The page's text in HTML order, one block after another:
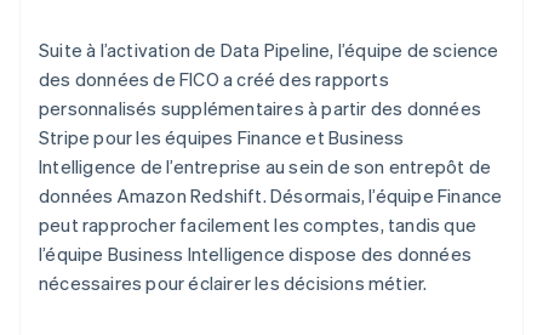
Suite à l’activation de Data Pipeline, l’équipe de science
des données de FICO a créé des rapports
personnalisés supplémentaires à partir des données
Stripe pour les équipes Finance et Business
Intelligence de l’entreprise au sein de son entrepôt de
données Amazon Redshift. Désormais, l’équipe Finance
peut rapprocher facilement les comptes, tandis que
l’équipe Business Intelligence dispose des données
nécessaires pour éclairer les décisions métier.